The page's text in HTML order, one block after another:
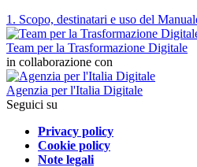
1. Scopo, destinatari e uso del
Team per la Trasformazione Digitale
in collaborazione con
Agenzia per l'Italia Digitale
Seguici su
Privacy policy
Cookie policy
Note legali